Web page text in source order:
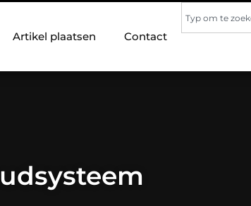
Artikel plaatsen Contact